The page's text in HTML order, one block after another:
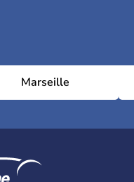
Marseille